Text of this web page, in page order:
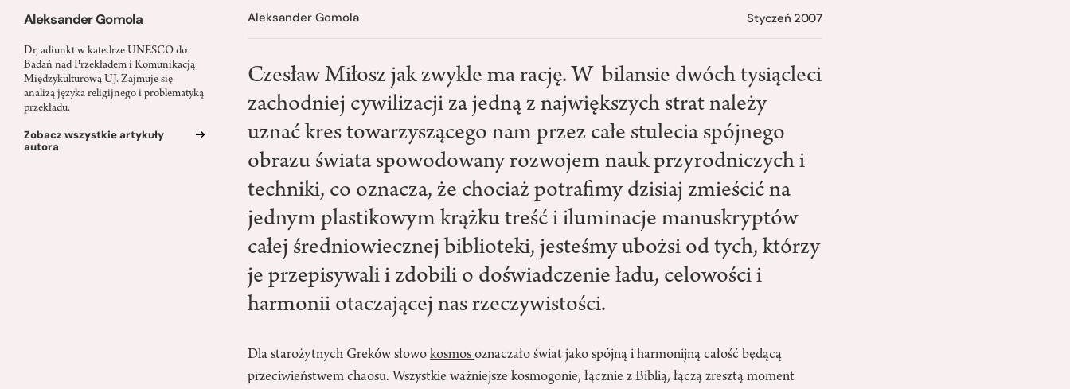
Aleksander Gomola
Dr, adiunkt w katedrze UNESCO do
Badań nad Przekładem i Komunikacją
Międzykulturową UJ. Zajmuje się
analizą języka religijnego i problematyką
przekładu.
Zobacz wszystkie artykuły
autora
Aleksander Gomola Styczeń 2007
Czesław Miłosz jak zwykle ma rację. W bilansie dwóch tysiącleci
zachodniej cywilizacji za jedną z największych strat należy
uznać kres towarzyszącego nam przez całe stulecia spójnego
obrazu świata spowodowany rozwojem nauk przyrodniczych i
techniki, co oznacza, że chociaż potrafimy dzisiaj zmieścić na
jednym plastikowym krążku treść i iluminacje manuskryptów
całej średniowiecznej biblioteki, jesteśmy ubożsi od tych, którzy
je przepisywali i zdobili o doświadczenie ładu, celowości i
harmonii otaczającej nas rzeczywistości.
Dla starożytnych Greków słowokosmosoznaczało świat jako spójną i harmonijną całość będącą
przeciwieństwem chaosu. Wszystkie ważniejsze kosmogonie, łącznie z Biblią, łączą zresztą moment